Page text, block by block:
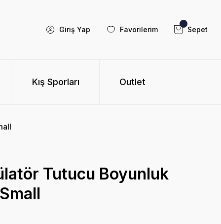
Giriş Yap Favorilerim Sepet
Kış Sporları Outlet
Tutucu Boyunluk